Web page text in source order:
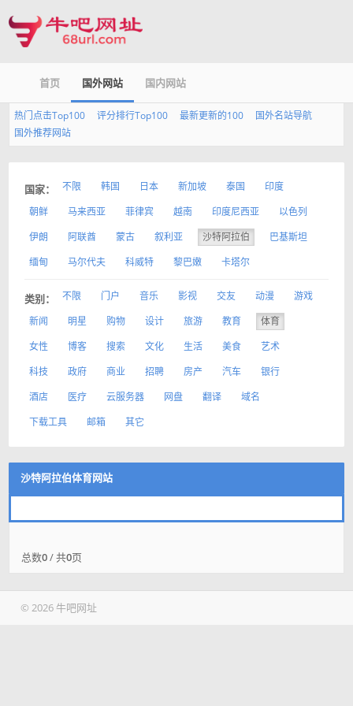
首页 国外网站 国内网站
热门点击Top100 评分排行Top100 最新更新的100
国外名站导航
国外推荐网站
国家： 不限 韩国 日本 新加坡 泰国
印度
朝鲜
马来西亚 菲律宾 越南 印度尼西亚
以色列
伊朗
阿联酋 蒙古 叙利亚 沙特阿拉伯
巴基斯坦
缅甸
马尔代夫 科威特 黎巴嫩 卡塔尔
类别： 不限 门户 音乐 影视 交友 动漫
游戏
新闻
明星 购物 设计 旅游 教育
体育
女性
博客 搜索 文化 生活 美食
艺术
科技
政府 商业 招聘 房产 汽车
银行
酒店
医疗 云服务器 网盘 翻译
域名
下载工具
邮箱 其它
沙特阿拉伯体育网站
总数0/ 共0页
© 2026 牛吧网址